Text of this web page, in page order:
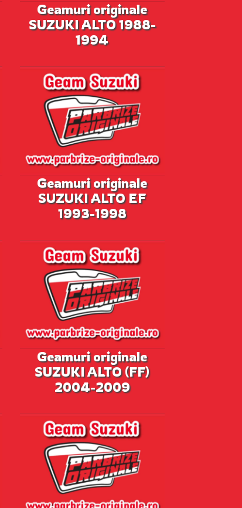
Geamuri originale
SUZUKI ALTO 1988-
1994
Geamuri originale
SUZUKI ALTO EF
1993-1998
Geamuri originale
SUZUKI ALTO (FF)
2004-2009